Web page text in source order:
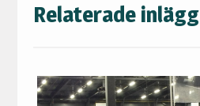
Relaterade inlägg